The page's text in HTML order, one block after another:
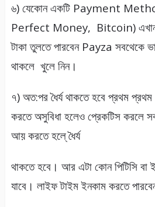
৬) যেকোন একটি Payment
Perfect Money, Bitcoin) এখান
টাকা তুলতে পারবেন Payza সবথেকে
থাকলে খুলে নিন।
৭) অত:পর ধৈর্য থাকতে হবে প্রথম
করতে অসুবিধা হলেও প্রেকটিস করলে
আয় করতে হলে্ ধৈর্য
থাকতে হবে। আর এটা কোন পিটিসি বা
যাবে। লাইফ টাইম ইনকাম করতে